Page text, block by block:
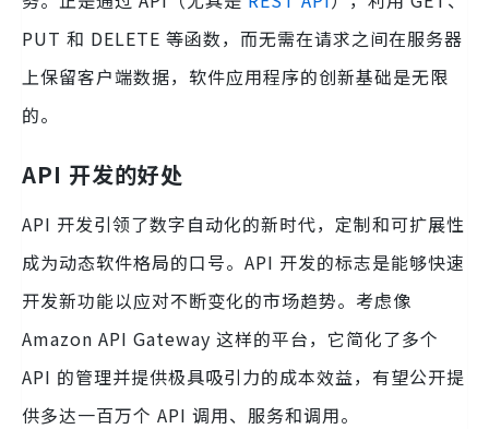
PUT 和 DELETE 等函数，而无需在请求之间在服务器
上保留客户端数据，软件应用程序的创新基础是无限
的。
API 开发的好处
API 开发引领了数字自动化的新时代，定制和可扩展性
成为动态软件格局的口号。API 开发的标志是能够快速
开发新功能以应对不断变化的市场趋势。考虑像
Amazon API Gateway 这样的平台，它简化了多个
API 的管理并提供极具吸引力的成本效益，有望公开提
供多达一百万个 API 调用、服务和调用。